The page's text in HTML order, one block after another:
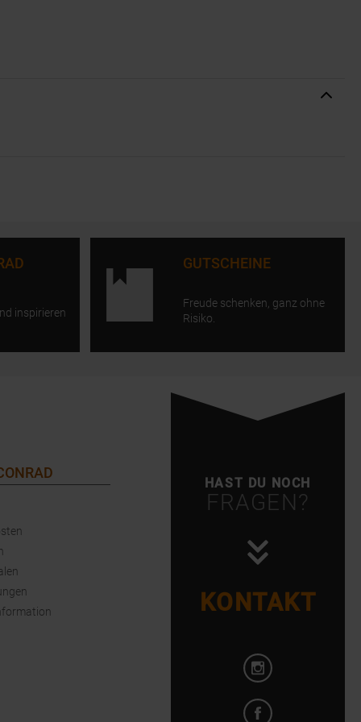
inspirieren
GUTSCHEINE
Freude schenken, ganz ohne
Risiko.
HAST DU NOCH
FRAGEN?
KONTAKT